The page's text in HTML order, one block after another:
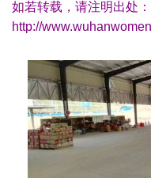
如若转载，请注明出处：
http://